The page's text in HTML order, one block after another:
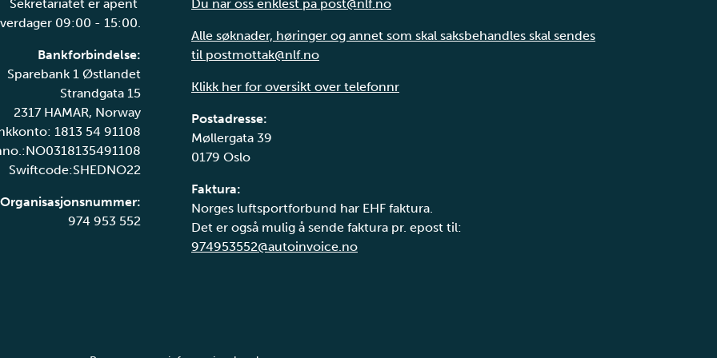
Sekretariatet er åpent
09:00 - 15:00.
Bankforbindelse:
Sparebank 1 Østlandet
Strandgata 15
2317 HAMAR, Norway
1813 54 91108
Swiftcode:SHEDNO22
Organisasjonsnummer:
974 953 552
Du når oss enklest på post@nlf.no
Alle søknader, høringer og annet som skal saksbehandles skal sendes
til postmottak@nlf.no
Klikk her for oversikt over telefonnr
Postadresse:
Møllergata 39
0179 Oslo
Faktura:
Norges luftsportforbund har EHF faktura.
Det er også mulig å sende faktura pr. epost til:
974953552@autoinvoice.no